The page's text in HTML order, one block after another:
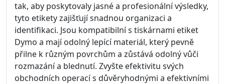
tak, aby poskytovaly jasné a profesionální výsledky,
tyto etikety zajišťují snadnou organizaci a
identifikaci. Jsou kompatibilní s tiskárnami etiket
Dymo a mají odolný lepící materiál, který pevně
přilne k různým povrchům a zůstává odolný vůči
rozmazání a blednutí. Zvyšte efektivitu svých
obchodních operací s důvěryhodnými a efektivními